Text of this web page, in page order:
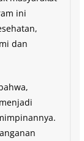
ini
dan